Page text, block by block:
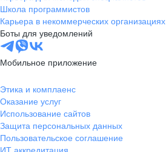
Школа программистов
Карьера в некоммерческих организациях
Боты для уведомлений
Мобильное приложение
Этика и комплаенс
Оказание услуг
Использование сайтов
Защита персональных данных
Пользовательское соглашение